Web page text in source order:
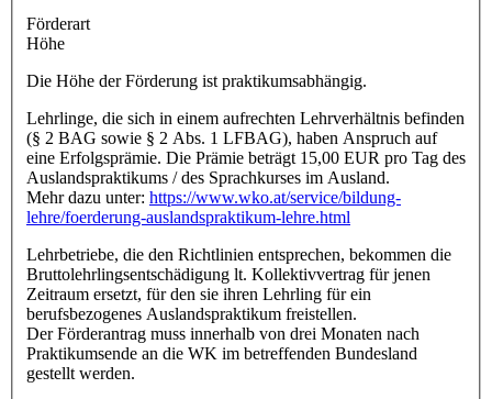
Förderart
Höhe
Die Höhe der Förderung ist praktikumsabhängig.
Lehrlinge, die sich in einem aufrechten Lehrverhältnis befinden
(§ 2 BAG sowie § 2 Abs. 1 LFBAG), haben Anspruch auf
eine Erfolgsprämie. Die Prämie beträgt 15,00 EUR pro Tag des
Auslandspraktikums / des Sprachkurses im Ausland.
Mehr dazu unter: https://www.wko.at/service/bildung-
lehre/foerderung-auslandspraktikum-lehre.html
Lehrbetriebe, die den Richtlinien entsprechen, bekommen die
Bruttolehrlingsentschädigung lt. Kollektivvertrag für jenen
Zeitraum ersetzt, für den sie ihren Lehrling für ein
berufsbezogenes Auslandspraktikum freistellen.
Der Förderantrag muss innerhalb von drei Monaten nach
Praktikumsende an die WK im betreffenden Bundesland
gestellt werden.